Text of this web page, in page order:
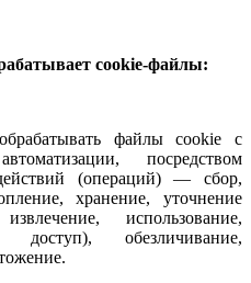
cookie-файлы:
файлы cookie с
посредством
(операций) — сбор,
хранение, уточнение
использование,
доступ), обезличивание,